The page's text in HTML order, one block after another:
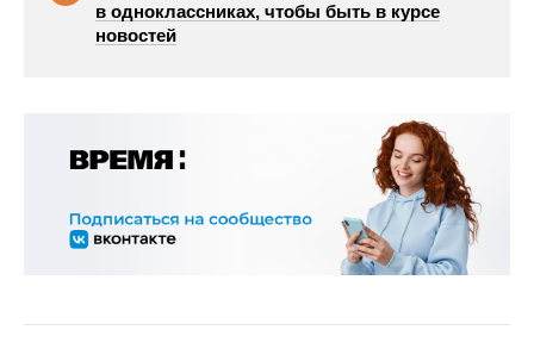
в одноклассниках, чтобы быть в курсе
новостей